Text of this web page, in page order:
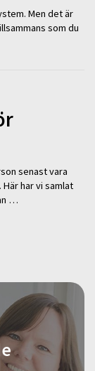
Men det är
som du
senast vara
har vi samlat
…